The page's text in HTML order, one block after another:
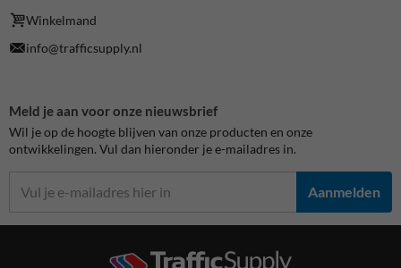
Winkelmand
info@trafficsupply.nl
Meld je aan voor onze nieuwsbrief
Wil je op de hoogte blijven van onze producten en onze
ontwikkelingen. Vul dan hieronder je e-mailadres in.
Aanmelden